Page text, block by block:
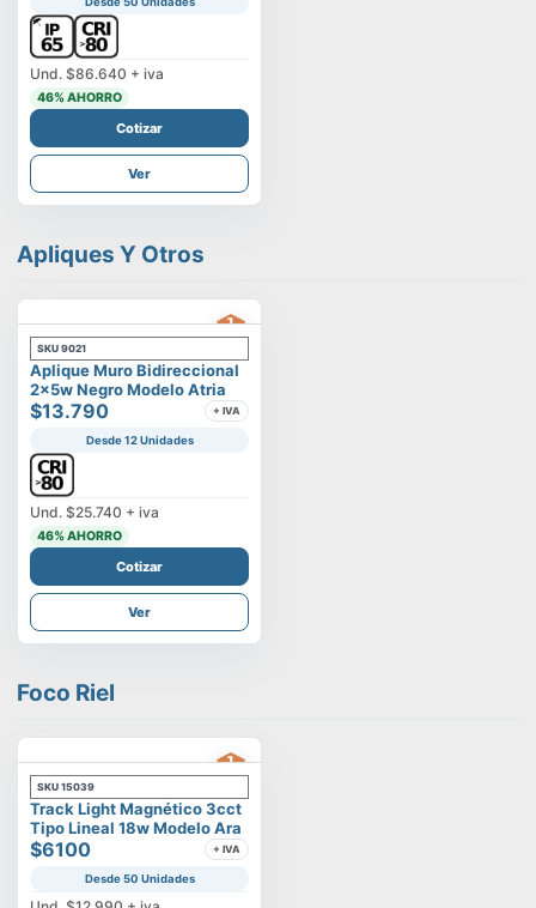
Und. $86.640 + iva
46% AHORRO
Cotizar
Ver
Apliques Y Otros
SKU 9021
Aplique Muro Bidireccional
2x5w Negro Modelo Atria
$13.790 + IVA
Desde 12 Unidades
Und. $25.740 + iva
46% AHORRO
Cotizar
Ver
Foco Riel
SKU 15039
Track Light Magnético 3cct
Tipo Lineal 18w Modelo Ara
$6100 + IVA
Desde 50 Unidades